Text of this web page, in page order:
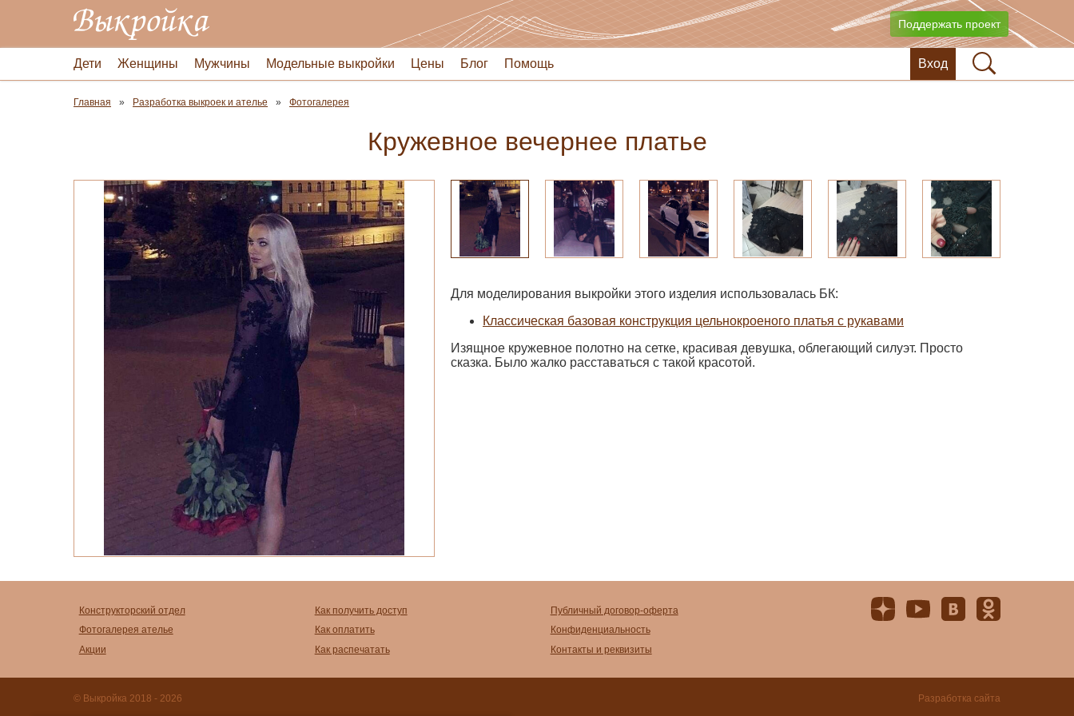
Поддержать проект
Дети Женщины Мужчины Модельные выкройки Цены Блог Помощь Вход
Главная Разработка выкроек и ателье Фотогалерея
Кружевное вечернее платье
Для моделирования выкройки этого изделия использовалась БК:
Классическая базовая конструкция цельнокроеного платья с рукавами
Изящное кружевное полотно на сетке, красивая девушка, облегающий силуэт. Просто
сказка. Было жалко расставаться с такой красотой.
Конструкторский отдел
Фотогалерея ателье
Акции
Как получить доступ
Как оплатить
Как распечатать
Публичный договор-оферта
Конфиденциальность
Контакты и реквизиты
© Выкройка 2018 - 2026 Разработка сайта